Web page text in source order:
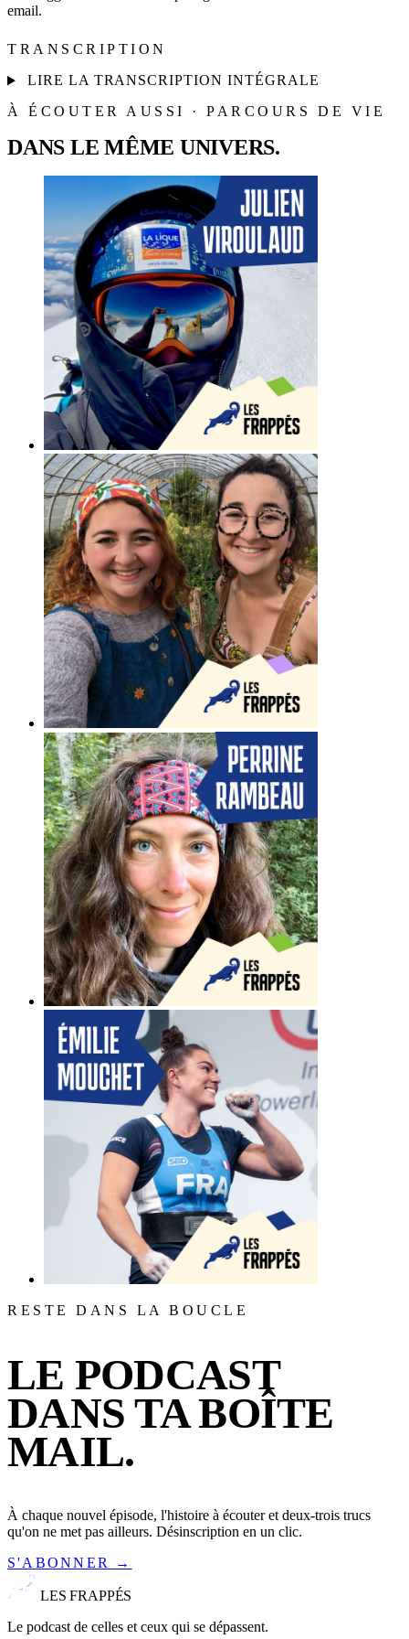
email.
TRANSCRIPTION
LIRE LA TRANSCRIPTION INTÉGRALE
À ÉCOUTER AUSSI · PARCOURS DE VIE
DANS LE MÊME UNIVERS.
RESTE DANS LA BOUCLE
LE PODCAST
DANS TA BOÎTE
MAIL.
À chaque nouvel épisode, l'histoire à écouter et deux-trois trucs
qu'on ne met pas ailleurs. Désinscription en un clic.
S'ABONNER →
LES FRAPPÉS
Le podcast de celles et ceux qui se dépassent.